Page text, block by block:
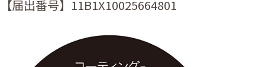
【届出番号】11B1X10025664801